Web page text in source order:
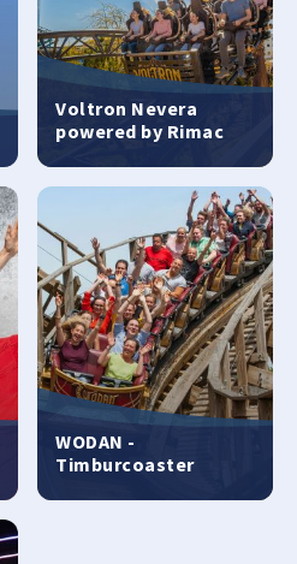
Voltron Nevera
powered by Rimac
WODAN -
Timburcoaster